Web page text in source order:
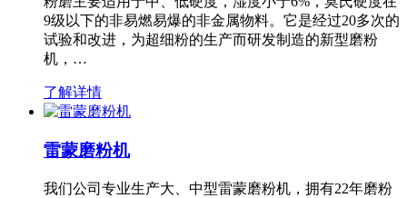
9级以下的非易燃易爆的非金属物料。它是经过20多次的
试验和改进，为超细粉的生产而研发制造的新型磨粉
机，…
了解详情
雷蒙磨粉机
我们公司专业生产大、中型雷蒙磨粉机，拥有22年磨粉